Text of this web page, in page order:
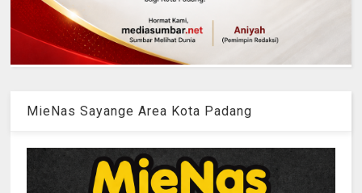
MieNas Sayange Area Kota Padang